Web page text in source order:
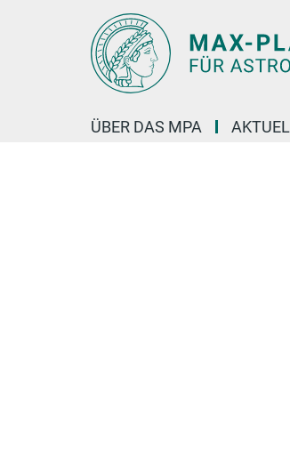
ÜBER DAS MPA